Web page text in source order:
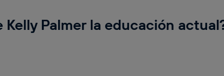
Kelly Palmer la educación